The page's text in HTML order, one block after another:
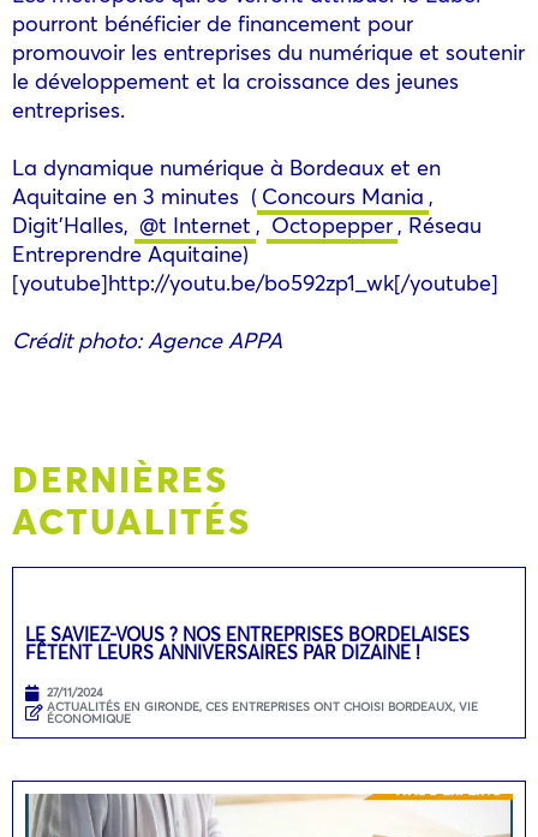
pourront bénéficier de financement pour
promouvoir les entreprises du numérique et soutenir
le développement et la croissance des jeunes
entreprises.
La dynamique numérique à Bordeaux et en
Aquitaine en 3 minutes ( Concours Mania ,
Digit’Halles, @t Internet ,Octopepper, Réseau
Entreprendre Aquitaine)
[youtube]http://youtu.be/bo592zp1_wk[/youtube]
Crédit photo: Agence APPA
DERNIÈRES
ACTUALITÉS
LE SAVIEZ-VOUS ? NOS ENTREPRISES BORDELAISES
FÊTENT LEURS ANNIVERSAIRES PAR DIZAINE !
27/11/2024
ACTUALITÉS EN GIRONDE, CES ENTREPRISES ONT CHOISI BORDEAUX, VIE
ÉCONOMIQUE